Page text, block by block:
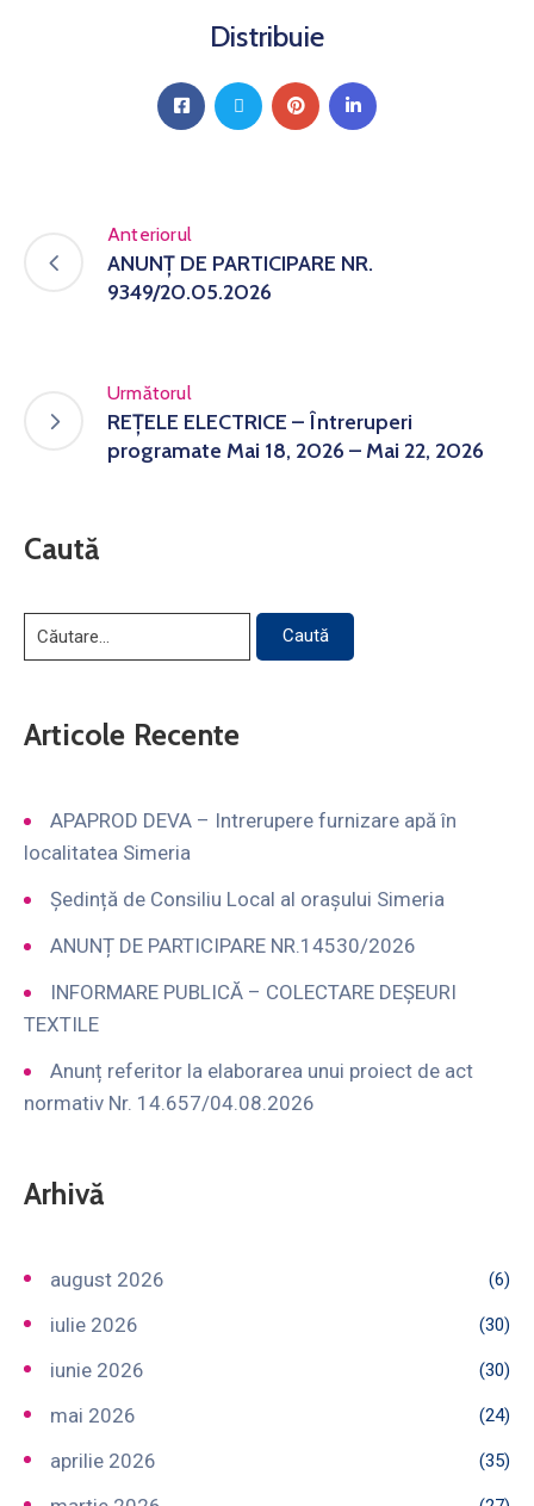
Distribuie
Anteriorul
ANUNȚ DE PARTICIPARE NR.
9349/20.05.2026
Următorul
REȚELE ELECTRICE – Întreruperi
programate Mai 18, 2026 – Mai 22, 2026
Caută
Articole Recente
APAPROD DEVA – Intrerupere furnizare apă în
localitatea Simeria
Ședință de Consiliu Local al orașului Simeria
ANUNȚ DE PARTICIPARE NR.14530/2026
INFORMARE PUBLICĂ – COLECTARE DEȘEURI
TEXTILE
Anunț referitor la elaborarea unui proiect de act
normativ Nr. 14.657/04.08.2026
Arhivă
august 2026 (6)
iulie 2026 (30)
iunie 2026 (30)
mai 2026 (24)
aprilie 2026 (35)